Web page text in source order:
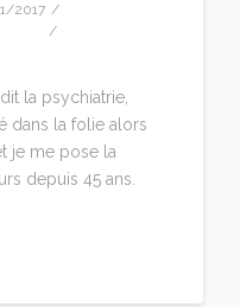
2017
la psychiatrie,
dans la folie alors
je me pose la
depuis 45 ans.